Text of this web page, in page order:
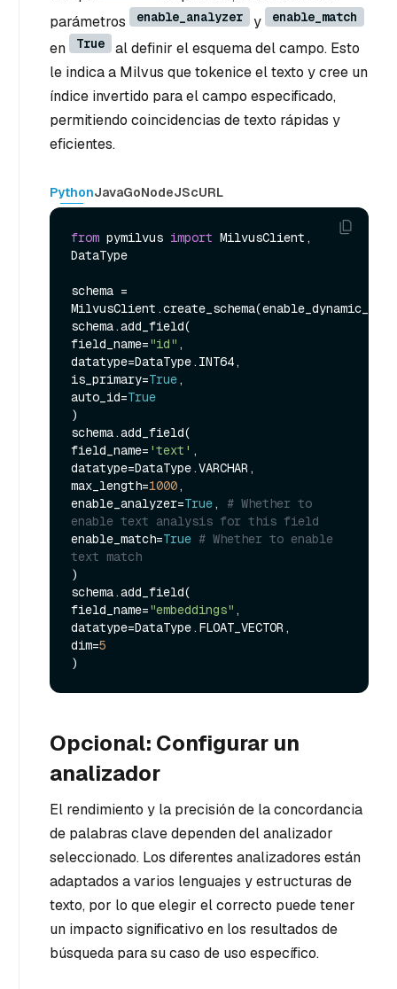
parámetros
enable_analyzer y enable_match
en True
al definir el esquema del campo. Esto
le indica a Milvus que tokenice el texto y cree un
índice invertido para el campo especificado,
permitiendo coincidencias de texto rápidas y
eficientes.
PythonJavaGoNodeJScURL
from pymilvus import MilvusClient,
DataType
schema =
schema.add_field(
field_name="id" ,
datatype=DataType.INT64,
is_primary=True,
auto_id=True
)
schema.add_field(
field_name= 'text' ,
datatype=DataType.VARCHAR,
max_length=1000,
enable_analyzer=True, # Whether to
enable text analysis for this field
enable_match=True # Whether to enable
text match
)
schema.add_field(
field_name="embeddings" ,
datatype=DataType.FLOAT_VECTOR,
dim=5
Opcional: Configurar un
analizador
El rendimiento y la precisión de la concordancia
de palabras clave dependen del analizador
seleccionado. Los diferentes analizadores están
adaptados a varios lenguajes y estructuras de
texto, por lo que elegir el correcto puede tener
un impacto significativo en los resultados de
búsqueda para su caso de uso específico.